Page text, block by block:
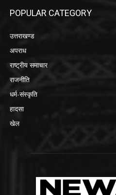
POPULAR CATEGORY
उत्तराखण्ड
अपराध
राष्ट्रीय समाचार
राजनीति
धर्म-संस्कृति
हादसा
खेल